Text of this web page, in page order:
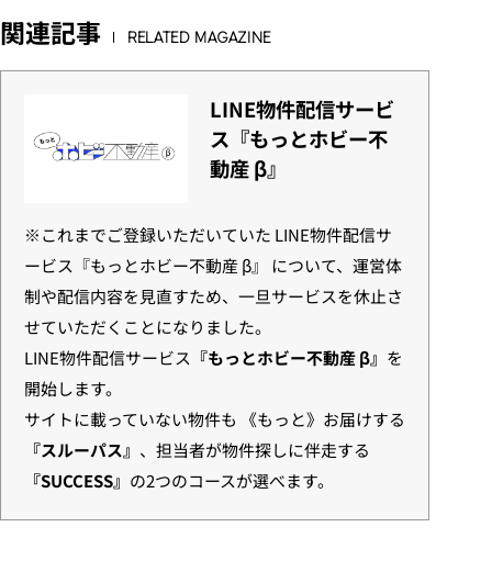
関連記事 RELATED MAGAZINE
LINE物件配信サービ
ス『もっとホビー不
動産 β』
※これまでご登録いただいていた LINE物件配信サ
ービス『もっとホビー不動産 β』 について、運営体
制や配信内容を見直すため、一旦サービスを休止さ
せていただくことになりました。
LINE物件配信サービス 『もっとホビー不動産 β』 を
開始します。
サイトに載っていない物件も 《もっと》お届けする
『スルーパス』 、担当者が物件探しに伴走する
『SUCCESS』 の2つのコースが選べます。